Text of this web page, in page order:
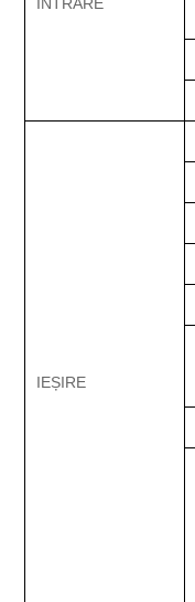
IEȘIRE